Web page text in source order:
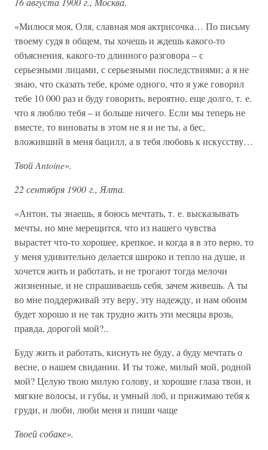
«Милюся моя, Оля, славная моя актрисочка… По письму
твоему судя в общем, ты хочешь и ждешь какого-то
объяснения, какого-то длинного разговора – с
серьезными лицами, с серьезными последствиями; а я не
знаю, что сказать тебе, кроме одного, что я уже говорил
тебе 10 000 раз и буду говорить, вероятно, еще долго, т. е.
что я люблю тебя – и больше ничего. Если мы теперь не
вместе, то виноваты в этом не я и не ты, а бес,
вложивший в меня бацилл, а в тебя любовь к искусству…
Твой Antoine».
22 сентября 1900 г., Ялта.
«Антон, ты знаешь, я боюсь мечтать, т. е. высказывать
мечты, но мне мерещится, что из нашего чувства
вырастет что-то хорошее, крепкое, и когда я в это верю, то
у меня удивительно делается широко и тепло на душе, и
хочется жить и работать, и не трогают тогда мелочи
жизненные, и не спрашиваешь себя, зачем живешь. А ты
во мне поддерживай эту веру, эту надежду, и нам обоим
будет хорошо и не так трудно жить эти месяцы врозь,
правда, дорогой мой?..
Буду жить и работать, киснуть не буду, а буду мечтать о
весне, о нашем свидании. И ты тоже, милый мой, родной
мой? Целую твою милую голову, и хорошие глаза твои, и
мягкие волосы, и губы, и умный лоб, и прижимаю тебя к
груди, и люби, люби меня и пиши чаще
Твоей собаке».